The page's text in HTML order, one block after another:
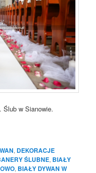
Ślub w Sianowie.
, DEKORACJE
ŚLUBNE, BIAŁY
, BIAŁY DYWAN W